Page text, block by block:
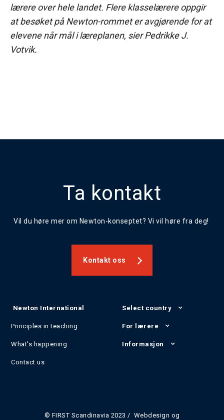
lærere over hele landet. Flere klasselærere oppgir
at besøket på Newton-rommet er avgjørende for at
elevene når mål i læreplanen, sier Pedrikke J.
Votvik.
Ta kontakt
Vil du høre mer om Newton-konseptet? Vi vil høre fra deg!
Kontakt oss
Newton International
Principles in teaching
What's happening
Contact us
Select country
For lærere
Informasjon
© FIRST Scandinavia 2023 / Webdesign og